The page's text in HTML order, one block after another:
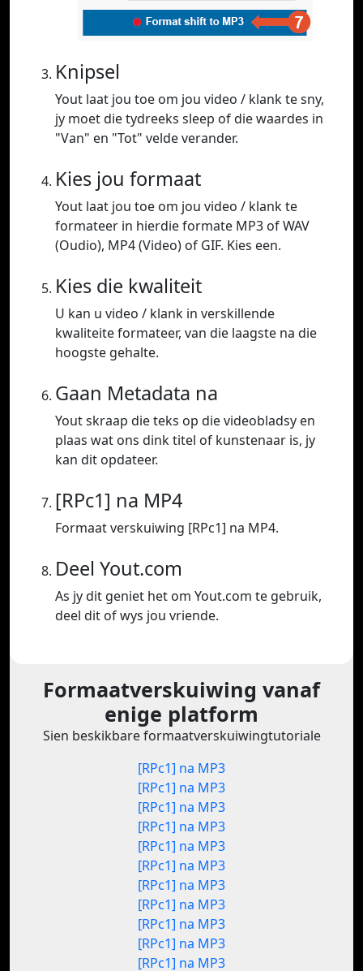
Knipsel
Yout laat jou toe om jou video / klank te sny,
jy moet die tydreeks sleep of die waardes in
"Van" en "Tot" velde verander.
Kies jou formaat
Yout laat jou toe om jou video / klank te
formateer in hierdie formate MP3 of WAV
(Oudio), MP4 (Video) of GIF. Kies een.
Kies die kwaliteit
U kan u video / klank in verskillende
kwaliteite formateer, van die laagste na die
hoogste gehalte.
Gaan Metadata na
Yout skraap die teks op die videobladsy en
plaas wat ons dink titel of kunstenaar is, jy
kan dit opdateer.
[RPc1] na MP4
Formaat verskuiwing [RPc1] na MP4.
Deel Yout.com
As jy dit geniet het om Yout.com te gebruik,
deel dit of wys jou vriende.
Formaatverskuiwing vanaf
enige platform
Sien beskikbare formaatverskuiwingtutoriale
[RPc1] na MP3
[RPc1] na MP3
[RPc1] na MP3
[RPc1] na MP3
[RPc1] na MP3
[RPc1] na MP3
[RPc1] na MP3
[RPc1] na MP3
[RPc1] na MP3
[RPc1] na MP3
[RPc1] na MP3